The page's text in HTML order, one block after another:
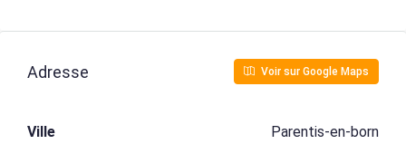
Adresse Voir sur Google Maps
Ville Parentis-en-born